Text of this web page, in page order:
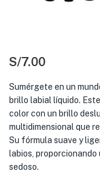
S/7.00
Sumérgete en un
brillo labial líquido.
color con un brillo
multidimensional que
Su fórmula suave y
labios,
sedoso.